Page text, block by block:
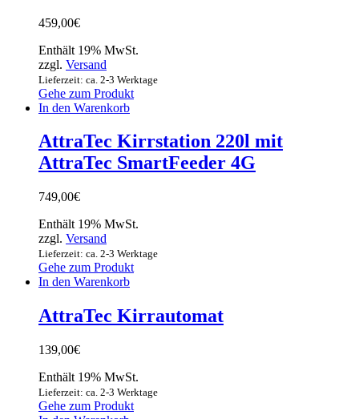
459,00€
Enthält 19% MwSt.
zzgl. Versand
Lieferzeit: ca. 2-3 Werktage
Gehe zum Produkt
In den Warenkorb
AttraTec Kirrstation 220l mit
AttraTec SmartFeeder 4G
749,00€
Enthält 19% MwSt.
zzgl. Versand
Lieferzeit: ca. 2-3 Werktage
Gehe zum Produkt
In den Warenkorb
AttraTec Kirrautomat
139,00€
Enthält 19% MwSt.
Lieferzeit: ca. 2-3 Werktage
Gehe zum Produkt